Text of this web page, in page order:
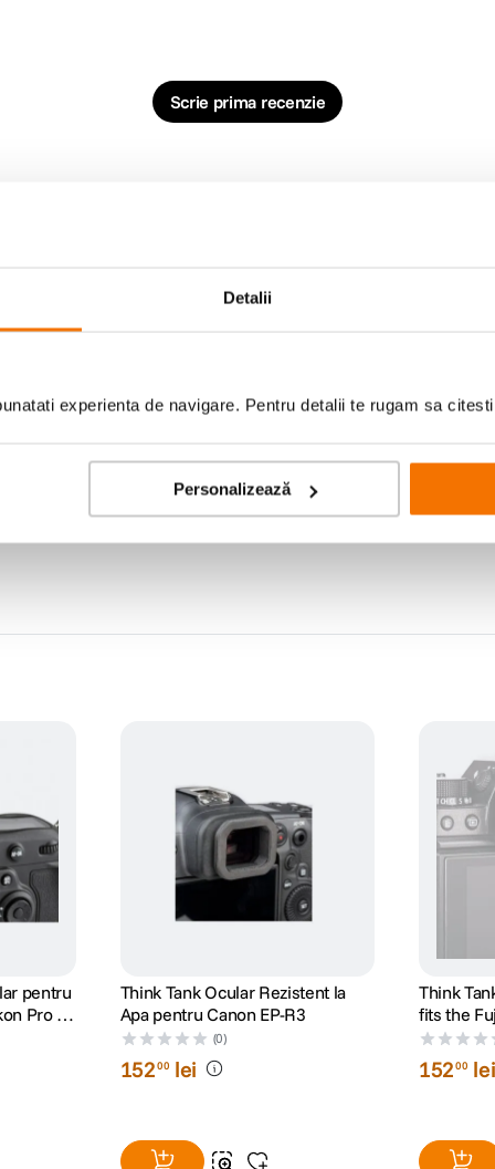
Detalii
experienta de navigare. Pentru detalii te rugam sa
Personalizează
Scrie prima recenzie
pentru
Pro cu
Think Tank Ocular Rezistent la
Apa pentru Canon EP-R3
(0)
15200 lei
Think
fits the
and
Husa de
15200 lei